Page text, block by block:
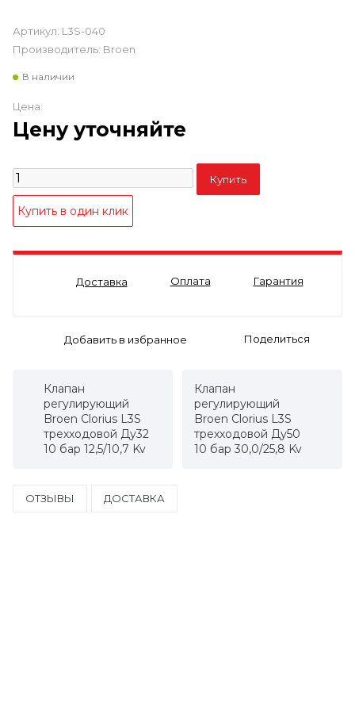
Артикул: L3S-040
Производитель: Broen
В наличии
Цена:
Цену уточняйте
Доставка Оплата Гарантия
Поделиться
Клапан
регулирующий
Broen Clorius L3S
трехходовой Ду32
10 бар 12,5/10,7 Kv
Клапан
регулирующий
Broen Clorius L3S
трехходовой Ду50
10 бар 30,0/25,8 Kv
ОТЗЫВЫ ДОСТАВКА